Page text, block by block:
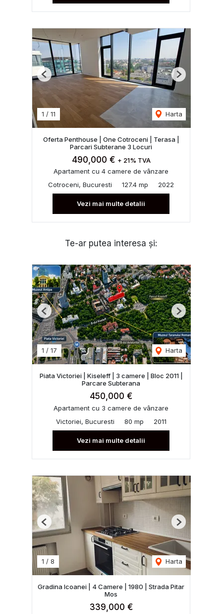
1 / 11 Harta
Previous Next
Oferta Penthouse | One Cotroceni | Terasa |
Parcari Subterane 3 Locuri
490,000 € + 21% TVA
Apartament cu 4 camere de vânzare
Cotroceni, Bucuresti
127.4 mp 2022
Vezi mai multe detalii
Te-ar putea interesa și:
1 / 17 Harta
Previous Next
Piata Victoriei | Kiseleff | 3 camere | Bloc 2011 |
Parcare Subterana
450,000 €
Apartament cu 3 camere de vânzare
Victoriei, Bucuresti
80 mp 2011
Vezi mai multe detalii
1 / 8 Harta
Previous Next
Gradina Icoanei | 4 Camere | 1980 | Strada Pitar
Mos
339,000 €